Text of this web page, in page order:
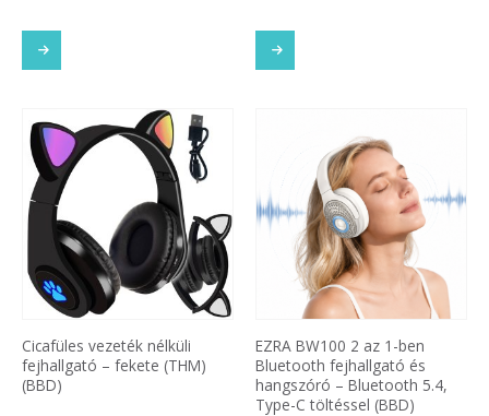
Cicafüles vezeték nélküli
fejhallgató – fekete (THM)
(BBD)
EZRA BW100 2 az 1-ben
Bluetooth fejhallgató és
hangszóró – Bluetooth 5.4,
Type-C töltéssel (BBD)